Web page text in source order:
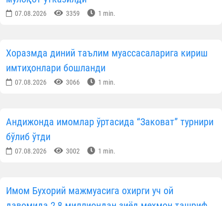
07.08.2026 2923 1 min.
07.08.2026 1843 1 min.
07.08.2026 1666 1 min.